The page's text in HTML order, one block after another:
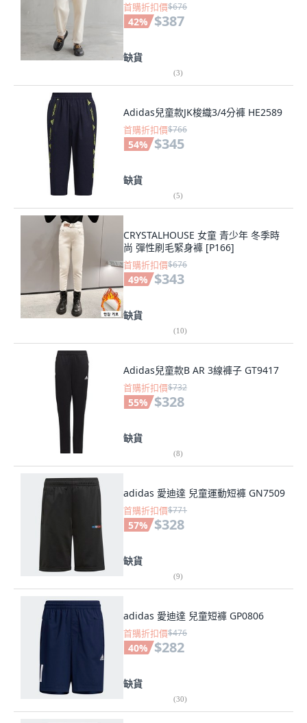
首購折扣價$676
42% $387
缺貨
(3)
Adidas兒童款JK梭織3/4分褲 HE2589
首購折扣價$766
54% $345
缺貨
(5)
CRYSTALHOUSE 女童 青少年 冬季時
尚 彈性刷毛緊身褲 [P166]
首購折扣價$676
49% $343
缺貨
(10)
Adidas兒童款B AR 3線褲子 GT9417
首購折扣價$732
55% $328
缺貨
(8)
adidas 愛迪達 兒童運動短褲 GN7509
首購折扣價$771
57% $328
缺貨
(9)
adidas 愛迪達 兒童短褲 GP0806
首購折扣價$476
40% $282
缺貨
(30)